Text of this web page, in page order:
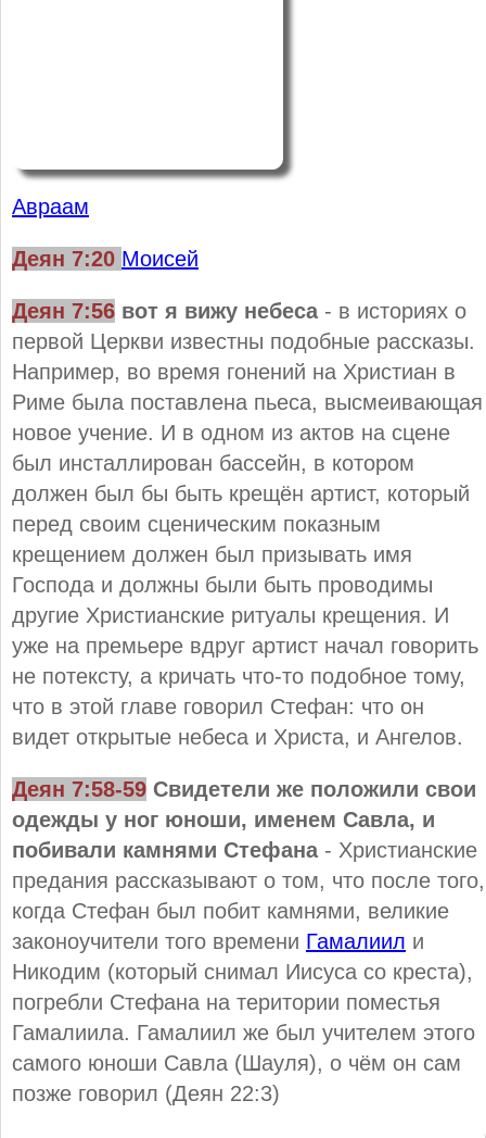
Авраам
Деян 7:20 Моисей
Деян 7:56 вот я вижу небеса- в историях о
первой Церкви известны подобные рассказы.
Например, во время гонений на Христиан в
Риме была поставлена пьеса, высмеивающая
новое учение. И в одном из актов на сцене
был инсталлирован бассейн, в котором
должен был бы быть крещён артист, который
перед своим сценическим показным
крещением должен был призывать имя
Господа и должны были быть проводимы
другие Христианские ритуалы крещения. И
уже на премьере вдруг артист начал говорить
не потексту, а кричать что-то подобное тому,
что в этой главе говорил Стефан: что он
видет открытые небеса и Христа, и Ангелов.
Деян 7:58-59 Свидетели же положили свои
одежды у ног юноши, именем Савла, и
побивали камнями Стефана- Христианские
предания рассказывают о том, что после того,
когда Стефан был побит камнями, великие
законоучители того времени Гамалиил и
Никодим (который снимал Иисуса со креста),
погребли Стефана на територии поместья
Гамалиила. Гамалиил же был учителем этого
самого юноши Савла (Шауля), о чём он сам
позже говорил (Деян 22:3)